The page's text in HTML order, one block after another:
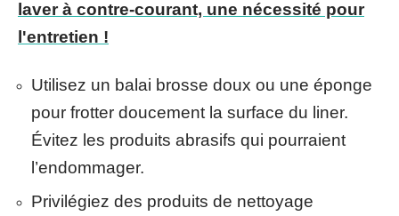
laver à contre-courant, une nécessité pour
l'entretien !
Utilisez un balai brosse doux ou une éponge
pour frotter doucement la surface du liner.
Évitez les produits abrasifs qui pourraient
l’endommager.
Privilégiez des produits de nettoyage